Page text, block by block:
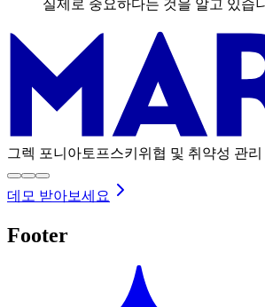
실제로 중요하다는 것을 알고 있습
그렉 포니아토프스키 위협 및 취약성 관
데모 받아보세요
Footer